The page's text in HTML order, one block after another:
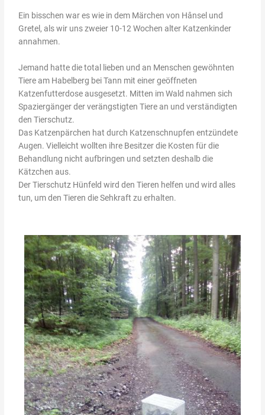
Ein bisschen war es wie in dem Märchen von Hânsel und
Gretel, als wir uns zweier 10-12 Wochen alter Katzenkinder
annahmen.
Jemand hatte die total lieben und an Menschen gewöhnten
Tiere am Habelberg bei Tann mit einer geöffneten
Katzenfutterdose ausgesetzt. Mitten im Wald nahmen sich
Spaziergänger der verängstigten Tiere an und verständigten
den Tierschutz.
Das Katzenpärchen hat durch Katzenschnupfen entzündete
Augen. Vielleicht wollten ihre Besitzer die Kosten für die
Behandlung nicht aufbringen und setzten deshalb die
Kätzchen aus.
Der Tierschutz Hünfeld wird den Tieren helfen und wird alles
tun, um den Tieren die Sehkraft zu erhalten.